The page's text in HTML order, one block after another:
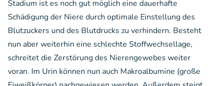
Stadium ist es noch gut möglich eine dauerhafte
Schädigung der Niere durch optimale Einstellung des
Blutzuckers und des Blutdrucks zu verhindern. Besteht
nun aber weiterhin eine schlechte Stoffwechsellage,
schreitet die Zerstörung des Nierengewebes weiter
voran. Im Urin können nun auch Makroalbumine (große